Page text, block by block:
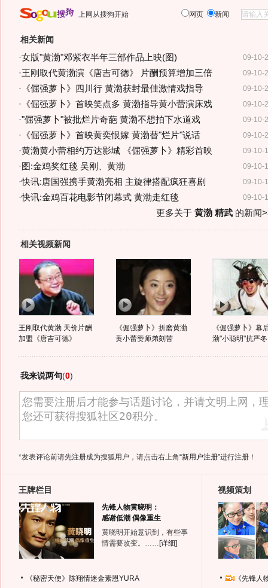
上网从搜狗开始 网页 新闻
相关新闻
09-10-
·女版"黄渤"邓紫衣半年三部作品上映(图)
09-10-
·王刚取代黄渤演《唐吉可徳》 片酬预算增加三倍
09-10-
· 《倔强萝卜》四川行 黄渤获封最佳激情戏指导
09-10-
· 《倔强萝卜》首映笑点多 黄渤指导黄小蕾演床戏
09-10-
·"倔强萝卜"被批烂片奇葩 黄渤不想拍下水道戏
09-10-
· 《倔强萝卜》首映黄奕恨嫁 黄渤替"烂片"说话
09-10-
·黄渤黄小蕾相约万达影城 《倔强萝卜》精彩首映
09-10-
· 图:金鸡奖红毯 吴刚、黄渤
09-10-
·快讯:唐国强携手黄渤亮相 主旋律搭配疯狂喜剧
09-10-
·快讯:金鸡百花电影节闭幕式 黄渤走红毯
更多关于 黄渤 精武的新闻
相关视频新闻
王刚取代黄渤 天价片酬
加盟《唐吉可德》
《倔强萝卜》折磨黄渤
黄小蕾赞师弟刻苦
《倔强萝卜》幕
渤"小聪明"抗严冬
我来说两句(0)
*发表评论前请先注册成为搜狐用户，请点击右上角“新用户注册”进行注册！
王牌栏目
先锋人物黄晓明：
感谢低潮 偶像重生
黄晓明开始意识到，有些事
情需要改变。…… [详细]
《秘密天使》陈翔情迷金素恩YURA
视频策划
《先锋